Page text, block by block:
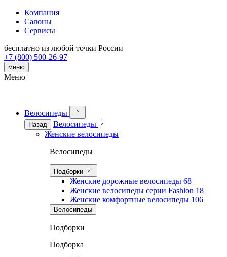
Компания
Салоны
Сервисы
бесплатно из любой точки России
+7 (800) 500-26-97
меню
Меню
Велосипеды
Назад
Велосипеды
Женские велосипеды
Велосипеды
Подборки
Женские дорожные велосипеды 68
Женские велосипеды серии Fashion 18
Женские комфортные велосипеды 106
Велосипеды
Подборки
Подборка